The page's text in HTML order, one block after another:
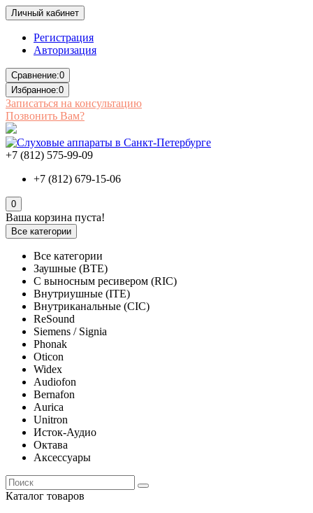
Личный кабинет
Регистрация
Авторизация
Сравнение:0
Избранное:0
Записаться на консультацию
Позвонить Вам?
+7 (812) 575-99-09
+7 (812) 679-15-06
0
Ваша корзина пуста!
Все категории
Все категории
Заушные (BTE)
С выносным ресивером (RIC)
Внутриушные (ITE)
Внутриканальные (CIC)
ReSound
Siemens / Signia
Phonak
Oticon
Widex
Audiofon
Bernafon
Aurica
Unitron
Исток-Аудио
Октава
Аксессуары
Каталог товаров